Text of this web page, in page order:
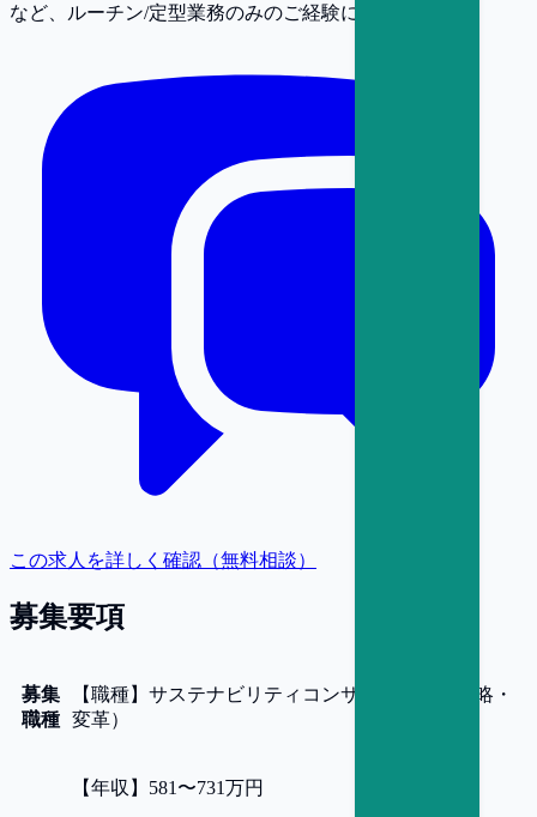
など、ルーチン/定型業務のみのご経験に限られる方
この求人を詳しく確認（無料相談）
募集要項
募集
職種
【職種】 サステナビリティコンサルタント（戦略・
変革）
【年収 】 581〜731万円